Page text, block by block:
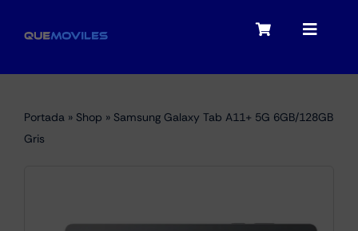
Toggle
My account
Checkout
Toggle
Audio
Portada » Shop » Samsung Galaxy Tab A11+ 5G 6GB/128GB
Gris